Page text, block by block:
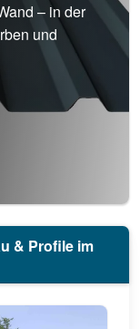
– in der
und
& Profile im